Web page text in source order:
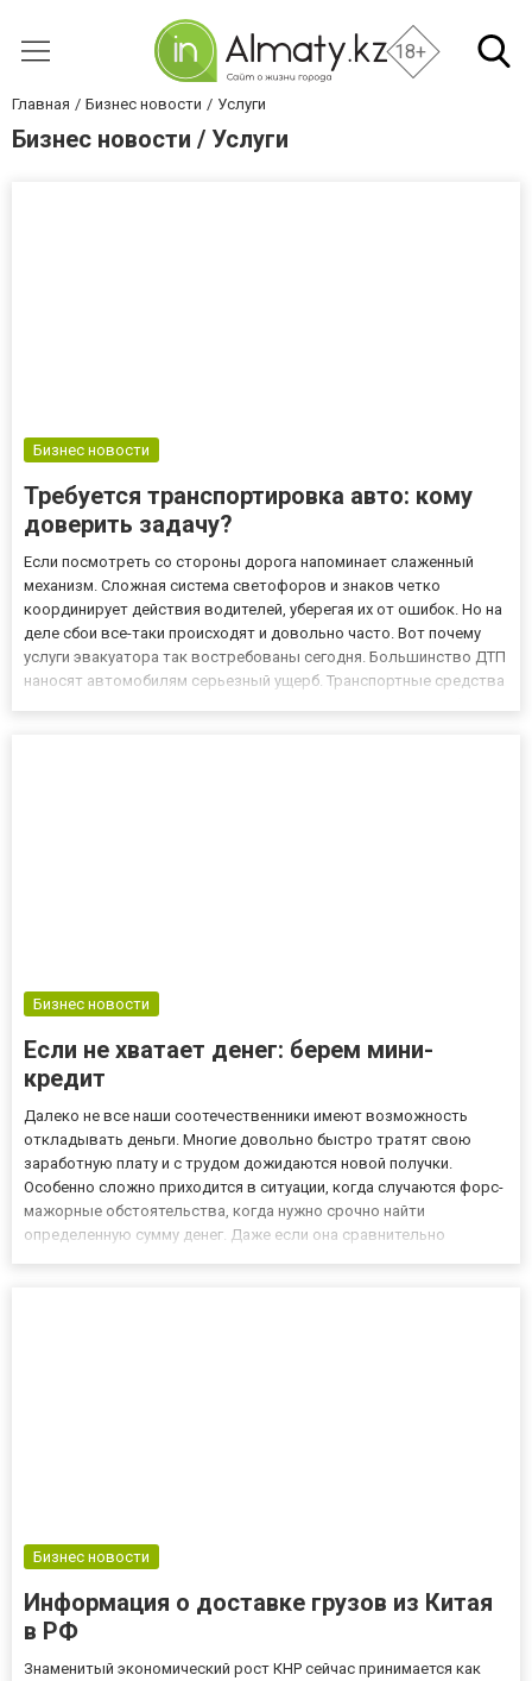
18+
Главная Бизнес новости Услуги
Бизнес новости / Услуги
Бизнес новости
Требуется транспортировка авто: кому
доверить задачу?
Если посмотреть со стороны дорога напоминает слаженный
механизм. Сложная система светофоров и знаков четко
координирует действия водителей, уберегая их от ошибок. Но на
деле сбои все-таки происходят и довольно часто. Вот почему
услуги эвакуатора так востребованы сегодня. Большинство ДТП
наносят автомобилям серьезный ущерб. Транспортные средства
Бизнес новости
Если не хватает денег: берем мини-
кредит
Далеко не все наши соотечественники имеют возможность
откладывать деньги. Многие довольно быстро тратят свою
заработную плату и с трудом дожидаются новой получки.
Особенно сложно приходится в ситуации, когда случаются форс-
мажорные обстоятельства, когда нужно срочно найти
определенную сумму денег. Даже если она сравнительно
Бизнес новости
Информация о доставке грузов из Китая
в РФ
Знаменитый экономический рост КНР сейчас принимается как